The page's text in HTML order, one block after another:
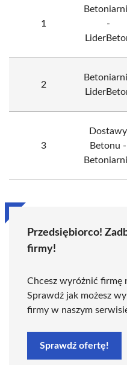
1
-
2
3
Dostawy
Betonu -
Przedsiębiorco!
firmy!
Chcesz wyróżnić firmę
Sprawdź jak możesz
firmy w naszym
Sprawdź ofertę!